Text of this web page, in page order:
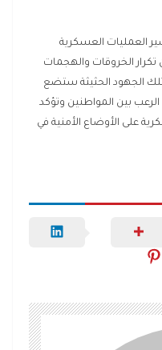
العمليات العسكرية
تكرار الخروقات والهجمات
الجهود الحثيثة ستضع
بين المواطنين وتؤكد
على الأوضاع الأمنية في